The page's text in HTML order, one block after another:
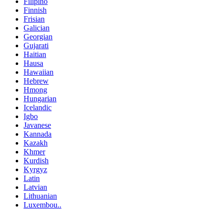
Finnish
Frisian
Galician
Georgian
Gujarati
Haitian
Hausa
Hawaiian
Hebrew
Hmong
Hungarian
Icelandic
Igbo
Javanese
Kannada
Kazakh
Khmer
Kurdish
Kyrgyz
Latin
Latvian
Lithuanian
Luxembou..